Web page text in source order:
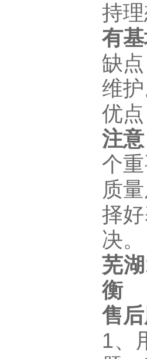
持
有
缺
维
优
注
个
质
择
决。
芜
衡
售
1、